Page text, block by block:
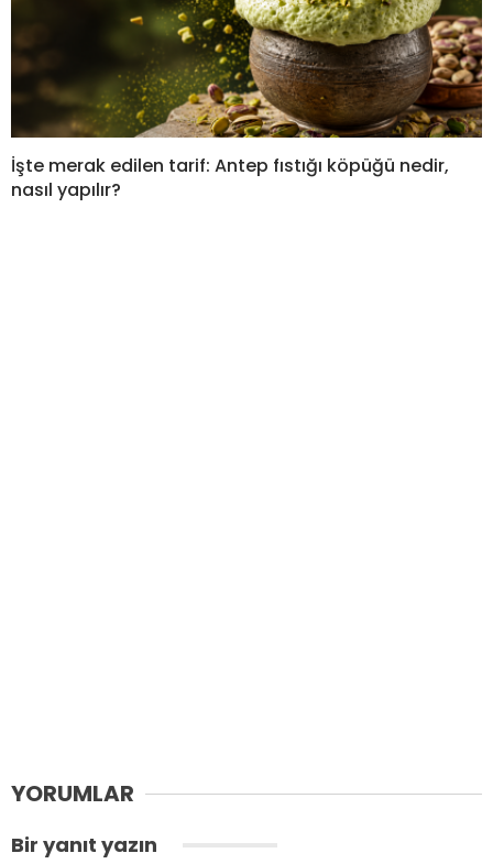
İşte merak edilen tarif: Antep fıstığı köpüğü nedir,
nasıl yapılır?
YORUMLAR
Bir yanıt yazın